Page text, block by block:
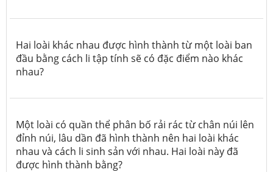
Hai loài khác nhau được hình thành từ một loài ban
đầu bằng cách li tập tính sẽ có đặc điểm nào khác
nhau?
Một loài có quần thể phân bố rải rác từ chân núi lên
đỉnh núi, lâu dần đã hình thành nên hai loài khác
nhau và cách li sinh sản với nhau. Hai loài này đã
được hình thành bằng?